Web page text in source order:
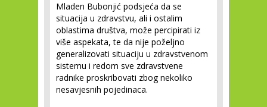
Mladen Bubonjić podsjeća da se
situacija u zdravstvu, ali i ostalim
oblastima društva, može percipirati iz
više aspekata, te da nije poželjno
generalizovati situaciju u zdravstvenom
sistemu i redom sve zdravstvene
radnike proskribovati zbog nekoliko
nesavjesnih pojedinaca.